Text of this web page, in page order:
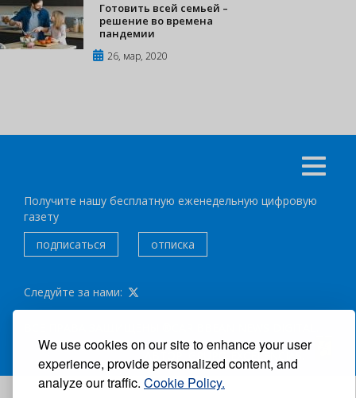
We use cookies on our site to enhance your user
experience, provide personalized content, and
analyze our traffic. Cookie Policy.
Готовить всей семьей –
решение во времена
пандемии
26, мар, 2020
Получите нашу бесплатную еженедельную цифровую
газету
подписаться
отписка
Следуйте за нами:
GRUPO EXCELENCIAS.